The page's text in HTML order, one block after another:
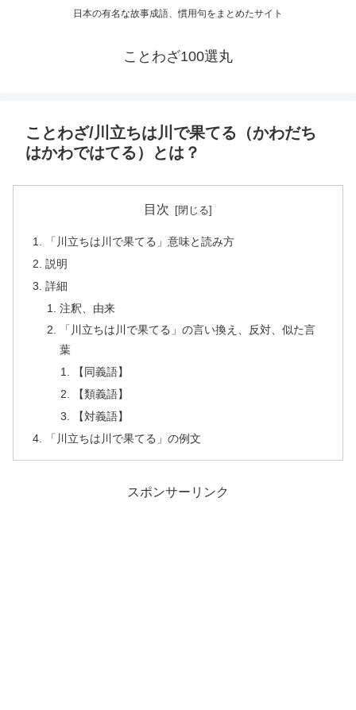
日本の有名な故事成語、慣用句をまとめたサイト
ことわざ100選丸
ことわざ/川立ちは川で果てる（かわだち
はかわではてる）とは？
目次
「川立ちは川で果てる」意味と読み方
説明
詳細
注釈、由来
「川立ちは川で果てる」の言い換え、反対、似た言
葉
【同義語】
【類義語】
【対義語】
「川立ちは川で果てる」の例文
スポンサーリンク